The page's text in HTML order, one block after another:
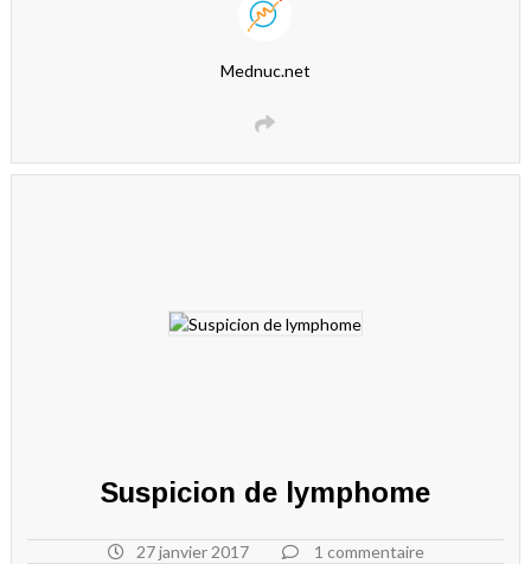
Mednuc.net
Suspicion de lymphome
27 janvier 2017 1 commentaire